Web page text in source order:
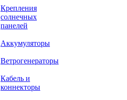
Крепления
солнечных
панелей
Аккумуляторы
Ветрогенераторы
Кабель и
коннекторы